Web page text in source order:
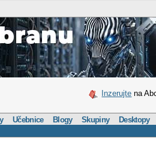
Inzerujte na
Učebnice Blogy Skupiny Desktopy